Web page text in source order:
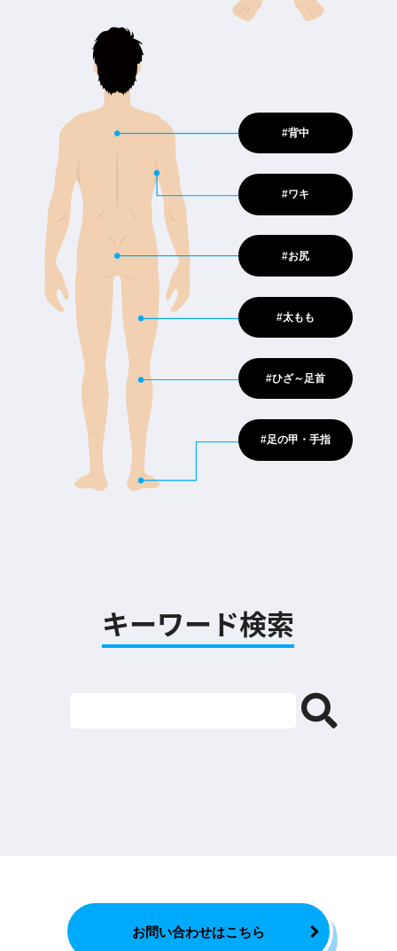
#背中
#ワキ
#お尻
#太もも
#ひざ～足首
#足の甲・手指
キーワード検索
お問い合わせはこちら